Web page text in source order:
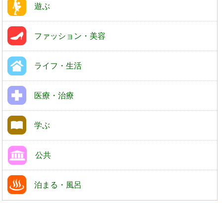
遊ぶ
ファッション・美容
ライフ・生活
医療・治療
学ぶ
公共
泊まる・風呂